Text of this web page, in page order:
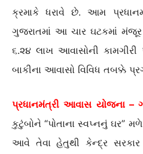
ક્રમાકે ધરાવે છે. આમ
ગુજરાતમાં આ ચાર ઘટકમાં
૬.૨૪ લાખ આવાસોની
બાકીના આવાસો વિવિધ તબક્કે
પ્રધાનમંત્રી આવાસ યોજના –
કુટુંબોને “પોતાના સ્વપ્નનું
આવે તેવા હેતુથી કેન્દ્ર સરકાર